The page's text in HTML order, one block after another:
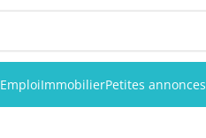
EmploiImmobilierPetites annonces